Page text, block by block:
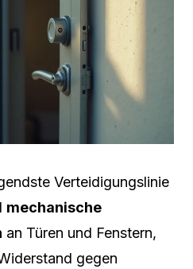
Verteidigungslinie
mechanische
an Türen und Fenstern,
gegen